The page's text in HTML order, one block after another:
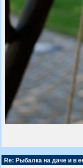
Re: Рыбалка на даче и в